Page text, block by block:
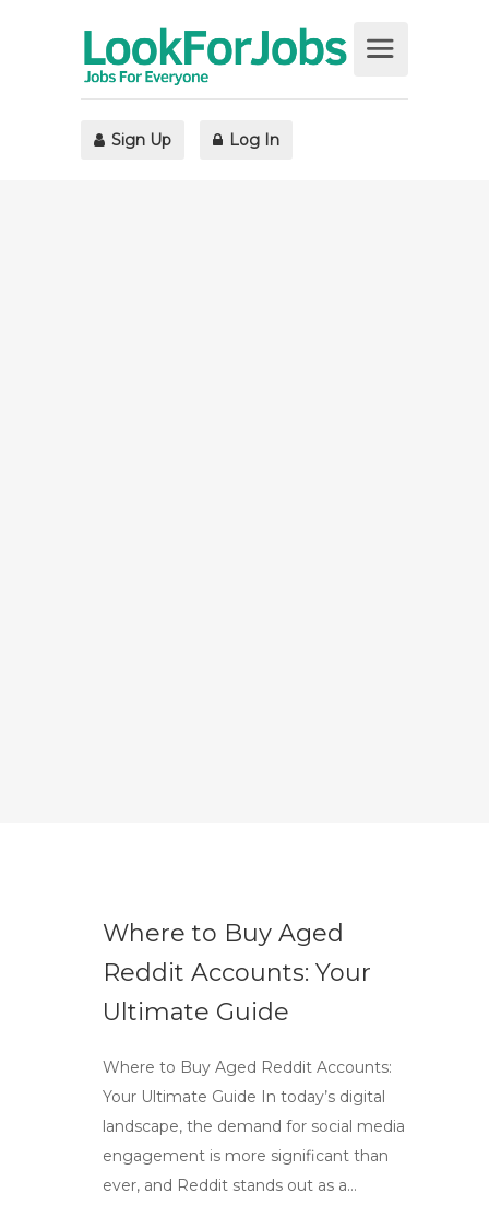
Sign Up Log In
Where to Buy Aged
Reddit Accounts: Your
Ultimate Guide
Where to Buy Aged Reddit Accounts:
Your Ultimate Guide In today’s digital
landscape, the demand for social media
engagement is more significant than
ever, and Reddit stands out as a…